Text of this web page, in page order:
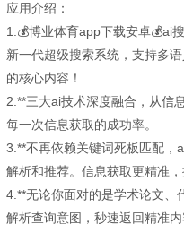
应用介绍：
1.💰博业体育app下载安卓💰ai
新一代超级搜索系统，支持多
的核心内容！
2.**三大ai技术深度融合，从信
每一次信息获取的成功率。
3.**不再依赖关键词死板匹配，
解析和推荐。信息获取更精准
4.**无论你面对的是学术论文
解析查询意图，秒速返回精准